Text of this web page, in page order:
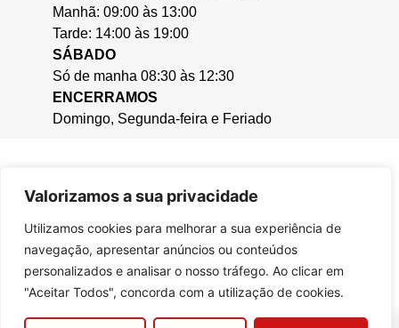
Valorizamos a sua privacidade
Utilizamos cookies para melhorar a sua experiência de
navegação, apresentar anúncios ou conteúdos
personalizados e analisar o nosso tráfego. Ao clicar em
"Aceitar Todos", concorda com a utilização de cookies.
Manhã: 09:00 às 13:00
Tarde: 14:00 às 19:00
SÁBADO
Só de manha 08:30 às 12:30
ENCERRAMOS
Domingo, Segunda-feira e Feriado